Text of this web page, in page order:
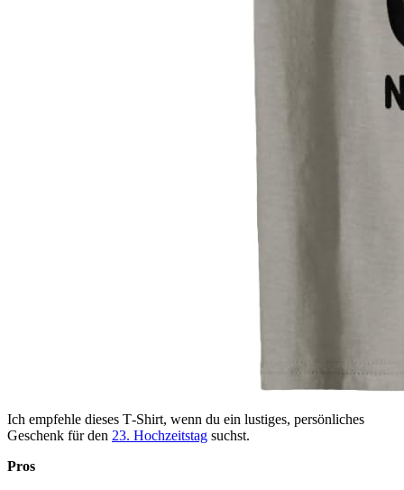
Ich empfehle dieses T‑Shirt, wenn du ein lustiges, persönliches
Geschenk für den 23. Hochzeitstag suchst.
Pros